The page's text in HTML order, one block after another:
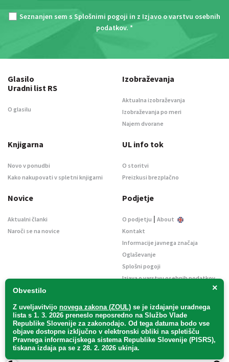
Seznanjen sem s Splošnimi pogoji in z Izjavo o varstvu osebnih
podatkov. *
×
Obvestilo
Z uveljavitvijo novega zakona (ZOUL) se je izdajanje uradnega
lista s 1. 3. 2026 preneslo neposredno na Službo Vlade
Republike Slovenije za zakonodajo. Od tega datuma bodo vse
objave dostopne izključno v elektronski obliki na spletišču
Pravnega informacijskega sistema Republike Slovenije (PISRS),
tiskana izdaja pa se z 28. 2. 2026 ukinja.
Glasilo
Uradni list RS
O glasilu
Izobraževanja
Aktualna izobraževanja
Izobraževanja po meri
Najem dvorane
Knjigarna
Novo v ponudbi
Kako nakupovati v spletni knjigarni
UL info tok
O storitvi
Preizkusi brezplačno
Novice
Aktualni članki
Naroči se na novice
Podjetje
O podjetju | About
Kontakt
Informacije javnega značaja
Oglaševanje
Splošni pogoji
Izjava o varstvu osebnih podatkov
Uradni list d. o. o. – v likvidaciji / Vse pravice pridržane.